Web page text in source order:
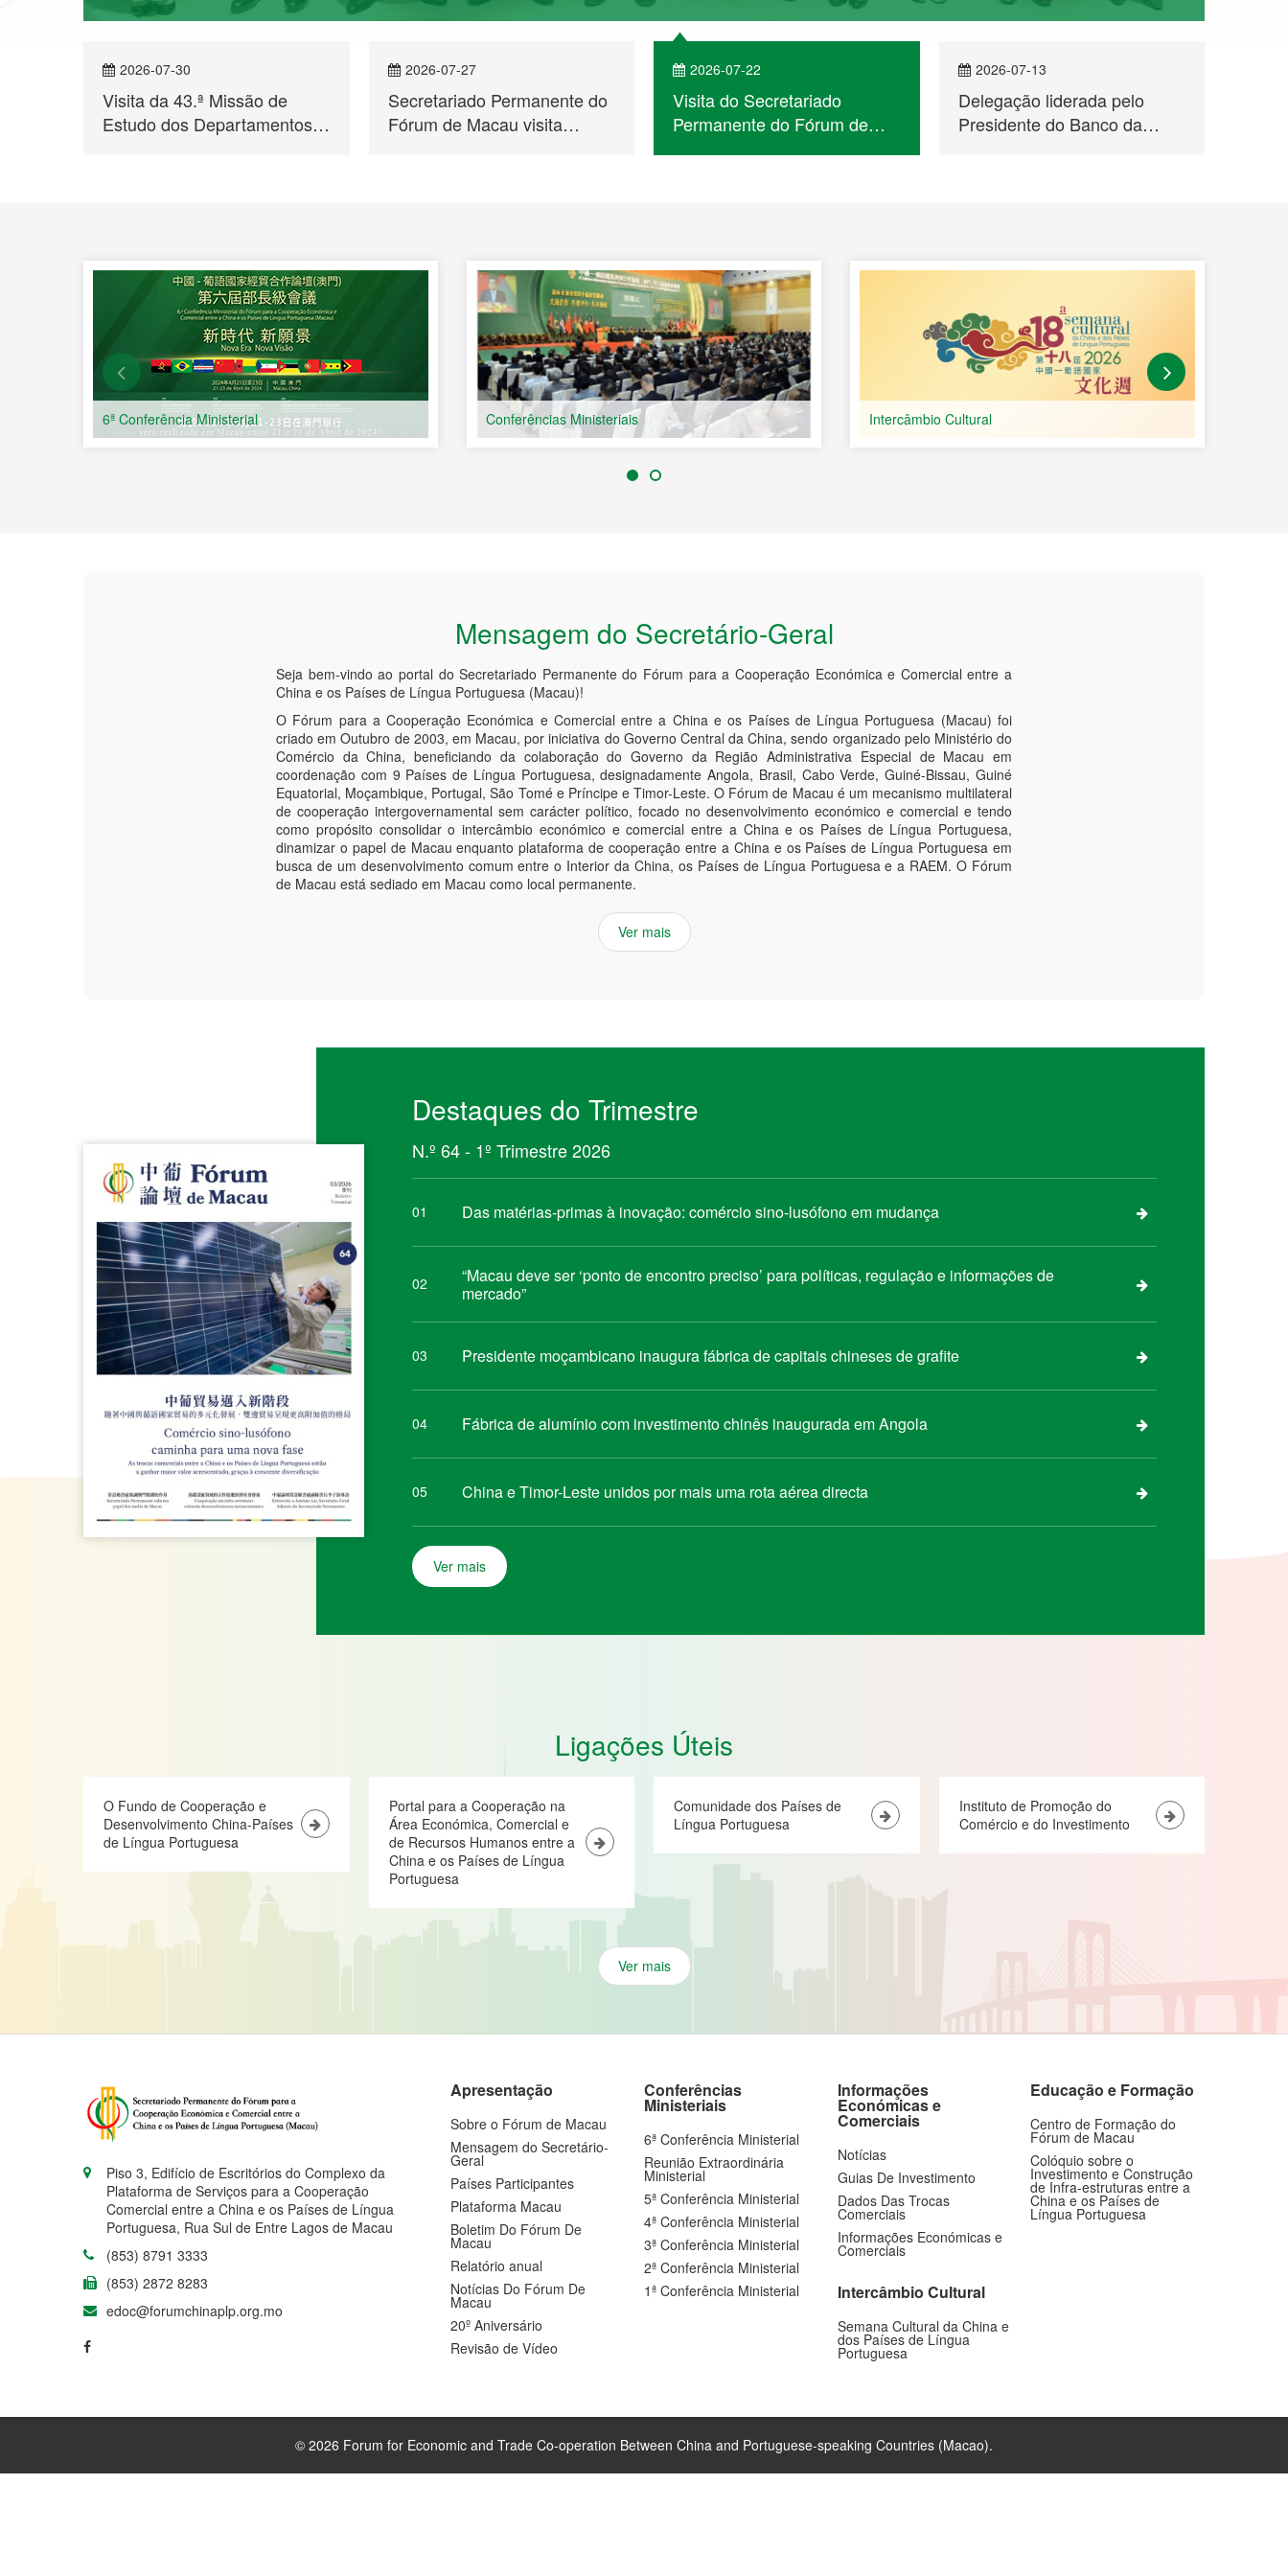
2026-07-30
Visita da 43.ª Missão de
Estudo dos Departamentos
2026-07-27
Secretariado Permanente do
Fórum de Macau visita
Língua Portuguesa
2026-07-22
Visita do Secretariado
Permanente do Fórum de
2026-07-13
Delegação liderada pelo
Presidente do Banco da
6ª Conferência Ministerial Conferências Ministeriais Intercâmbio Cultural
Mensagem do Secretário-Geral
Seja bem-vindo ao portal do Secretariado Permanente do Fórum para a Cooperação Económica e Comercial entre a
China e os Países de Língua Portuguesa (Macau)!
O Fórum para a Cooperação Económica e Comercial entre a China e os Países de Língua Portuguesa (Macau) foi
criado em Outubro de 2003, em Macau, por iniciativa do Governo Central da China, sendo organizado pelo Ministério do
Comércio da China, beneficiando da colaboração do Governo da Região Administrativa Especial de Macau em
coordenação com 9 Países de Língua Portuguesa, designadamente Angola, Brasil, Cabo Verde, Guiné-Bissau, Guiné
Equatorial, Moçambique, Portugal, São Tomé e Príncipe e Timor-Leste. O Fórum de Macau é um mecanismo multilateral
de cooperação intergovernamental sem carácter político, focado no desenvolvimento económico e comercial e tendo
como propósito consolidar o intercâmbio económico e comercial entre a China e os Países de Língua Portuguesa,
dinamizar o papel de Macau enquanto plataforma de cooperação entre a China e os Países de Língua Portuguesa em
busca de um desenvolvimento comum entre o Interior da China, os Países de Língua Portuguesa e a RAEM. O Fórum
de Macau está sediado em Macau como local permanente.
Ver mais
Destaques do Trimestre
N.º 64 - 1º Trimestre 2026
01 Das matérias-primas à inovação: comércio sino-lusófono em mudança
02
“Macau deve ser ‘ponto de encontro preciso’ para políticas, regulação e informações de
mercado”
03 Presidente moçambicano inaugura fábrica de capitais chineses de grafite
04 Fábrica de alumínio com investimento chinês inaugurada em Angola
05 China e Timor-Leste unidos por mais uma rota aérea directa
Ver mais
Ligações Úteis
O Fundo de Cooperação e
Desenvolvimento China-Países
de Língua Portuguesa
Portal para a Cooperação na
Área Económica, Comercial e
de Recursos Humanos entre a
China e os Países de Língua
Portuguesa
Comunidade dos Países de
Língua Portuguesa
Instituto de Promoção do
Comércio e do Investimento
Ver mais
Piso 3, Edifício de Escritórios do Complexo da
Plataforma de Serviços para a Cooperação
Comercial entre a China e os Países de Língua
Portuguesa, Rua Sul de Entre Lagos de Macau
(853) 8791 3333
(853) 2872 8283
edoc@forumchinaplp.org.mo
Apresentação
Sobre o Fórum de Macau
Mensagem do Secretário-
Geral
Países Participantes
Plataforma Macau
Boletim Do Fórum De
Macau
Relatório anual
Notícias Do Fórum De
Macau
20º Aniversário
Revisão de Vídeo
Conferências
Ministeriais
6ª Conferência Ministerial
Reunião Extraordinária
Ministerial
5ª Conferência Ministerial
4ª Conferência Ministerial
3ª Conferência Ministerial
2ª Conferência Ministerial
1ª Conferência Ministerial
Informações
Económicas e
Comerciais
Notícias
Guias De Investimento
Dados Das Trocas
Comerciais
Informações Económicas e
Comerciais
Intercâmbio Cultural
Semana Cultural da China e
dos Países de Língua
Portuguesa
Educação e Formação
Centro de Formação do
Fórum de Macau
Colóquio sobre o
Investimento e Construção
de Infra-estruturas entre a
China e os Países de
Língua Portuguesa
© 2026 Forum for Economic and Trade Co-operation Between China and Portuguese-speaking Countries (Macao).